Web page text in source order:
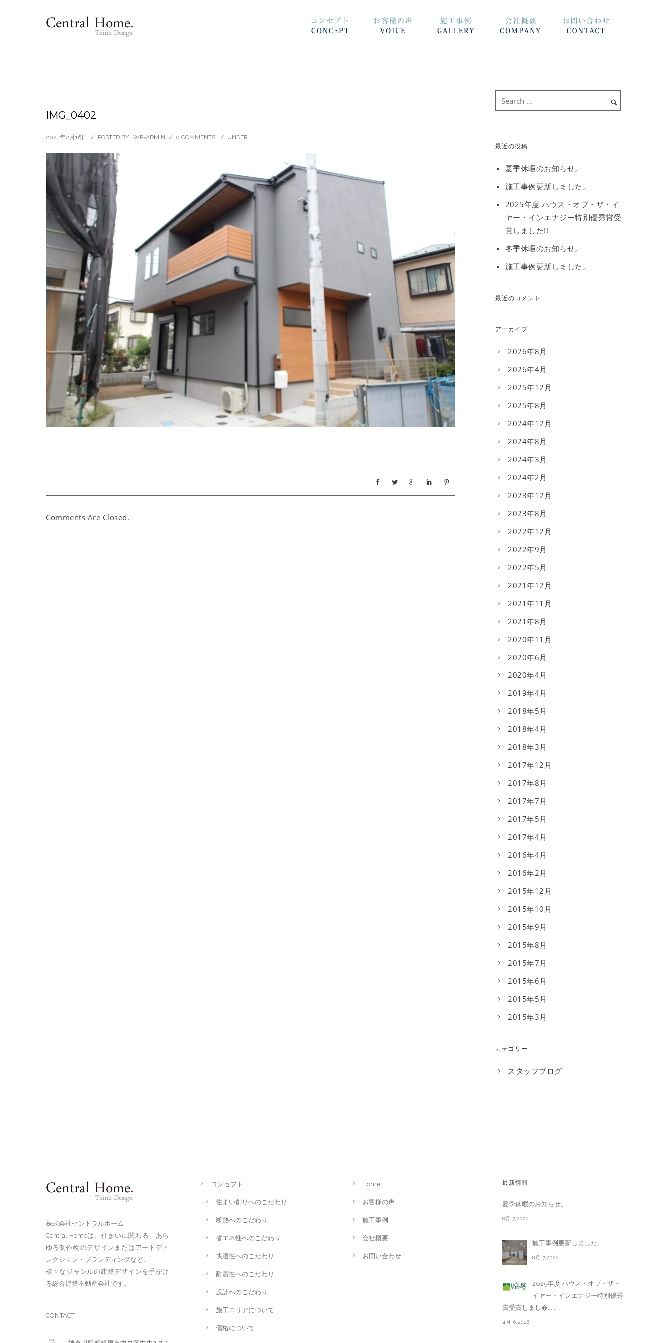
IMG_0402
2024年2月16日 / POSTED BY : WP-ADMIN / 0 COMMENTS / UNDER :
Comments Are Closed.
最近の投稿
夏季休暇のお知らせ。
施工事例更新しました。
2025年度 ハウス・オブ・ザ・イ
ヤー・インエナジー特別優秀賞受
賞しました!!
冬季休暇のお知らせ。
施工事例更新しました。
最近のコメント
アーカイブ
2026年8月
2026年4月
2025年12月
2025年8月
2024年12月
2024年8月
2024年3月
2024年2月
2023年12月
2023年8月
2022年12月
2022年9月
2022年5月
2021年12月
2021年11月
2021年8月
2020年11月
2020年6月
2020年4月
2019年4月
2018年5月
2018年4月
2018年3月
2017年12月
2017年8月
2017年7月
2017年5月
2017年4月
2016年4月
2016年2月
2015年12月
2015年10月
2015年9月
2015年8月
2015年7月
2015年6月
2015年5月
2015年3月
カテゴリー
スタッフブログ
株式会社セントラルホーム
Central Homeは、住まいに関わる、あら
ゆる制作物のデザインまたはアートディ
レクション・ブランディングなど、
様々なジャンルの建築デザインを手がけ
る総合建築不動産会社です。
CONTACT
コンセプト
住まい創りへのこだわり
断熱へのこだわり
省エネ性へのこだわり
快適性へのこだわり
耐震性へのこだわり
設計へのこだわり
施工エリアについて
価格について
Home
お客様の声
施工事例
会社概要
お問い合わせ
最新情報
夏季休暇のお知らせ。
8月 7,2026
施工事例更新しました。
8月 7,2026
2025年度 ハウス・オブ・ザ・
イヤー・インエナジー特別優秀
賞受賞しまし�. . .
4月 6,2026